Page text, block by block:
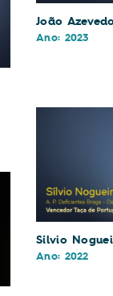
João
Ano: 2023
Sílvio
Ano: 2022